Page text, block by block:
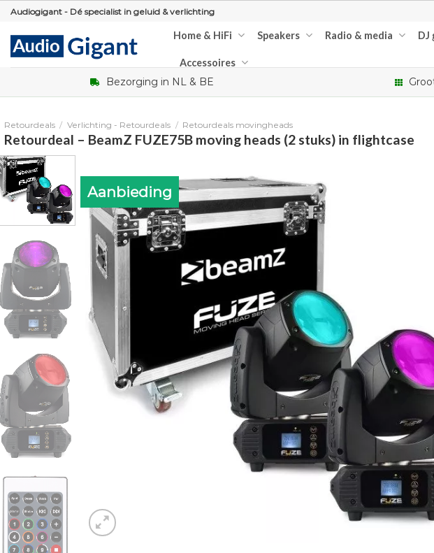
Skip
content
Audiogigant - Dé specialist in geluid & verlichting
Home & HiFi Speakers Radio & media DJ
Accessoires
Bezorging in NL & BE
Retourdeals / Verlichting - Retourdeals / Retourdeals movingheads
Retourdeal – BeamZ FUZE75B moving heads (2 stuks) in flightcase
Aanbieding